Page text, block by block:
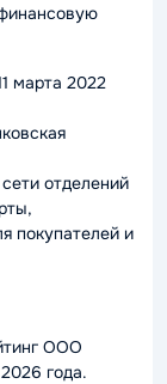
марта 2022
отделений
покупателей и
ООО
года.